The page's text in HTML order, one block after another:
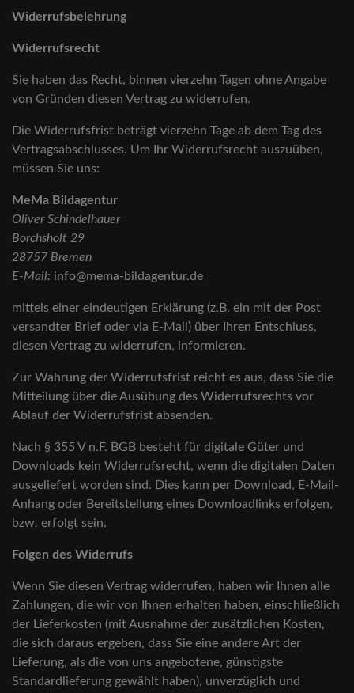
Widerrufsbelehrung
Widerrufsrecht
Sie haben das Recht, binnen vierzehn Tagen ohne Angabe
von Gründen diesen Vertrag zu widerrufen.
Die Widerrufsfrist beträgt vierzehn Tage ab dem Tag des
Vertragsabschlusses. Um Ihr Widerrufsrecht auszuüben,
müssen Sie uns:
MeMa Bildagentur
Oliver Schindelhauer
Borchsholt 29
28757 Bremen
E-Mail: info@mema-bildagentur.de
mittels einer eindeutigen Erklärung (z.B. ein mit der Post
versandter Brief oder via E-Mail) über Ihren Entschluss,
diesen Vertrag zu widerrufen, informieren.
Zur Wahrung der Widerrufsfrist reicht es aus, dass Sie die
Mitteilung über die Ausübung des Widerrufsrechts vor
Ablauf der Widerrufsfrist absenden.
Nach § 355 V n.F. BGB besteht für digitale Güter und
Downloads kein Widerrufsrecht, wenn die digitalen Daten
ausgeliefert worden sind. Dies kann per Download, E-Mail-
Anhang oder Bereitstellung eines Downloadlinks erfolgen,
bzw. erfolgt sein.
Folgen des Widerrufs
Wenn Sie diesen Vertrag widerrufen, haben wir Ihnen alle
Zahlungen, die wir von Ihnen erhalten haben, einschließlich
der Lieferkosten (mit Ausnahme der zusätzlichen Kosten,
die sich daraus ergeben, dass Sie eine andere Art der
Lieferung, als die von uns angebotene, günstigste
Standardlieferung gewählt haben), unverzüglich und